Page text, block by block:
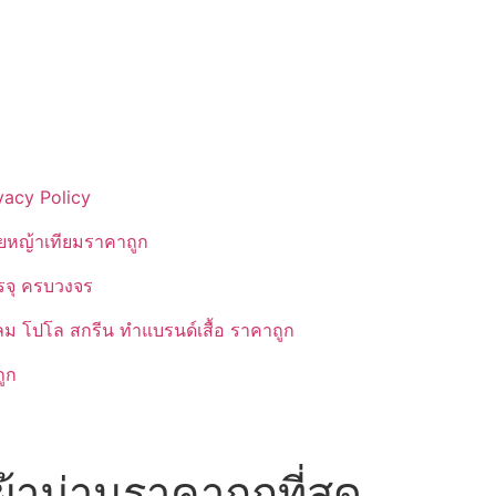
Policy
หญ้าเทียมราคาถูก
ครบวงจร
โปโล สกรีน ทำแบรนด์เสื้อ ราคาถูก
ก